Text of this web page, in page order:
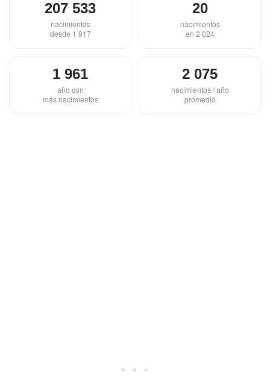
207 533
nacimientos
desde 1 917
20
nacimientos
en 2 024
1 961
año con
más nacimientos
2 075
nacimientos / año
promedio